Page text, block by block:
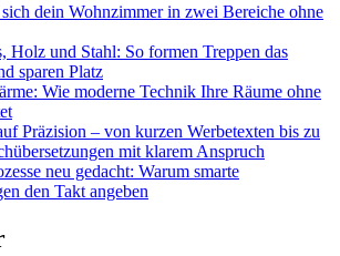
dein Wohnzimmer in zwei Bereiche ohne
Holz und Stahl: So formen Treppen das
sparen Platz
Wie moderne Technik Ihre Räume ohne
Präzision – von kurzen Werbetexten bis zu
mit klarem Anspruch
neu gedacht: Warum smarte
den Takt angeben